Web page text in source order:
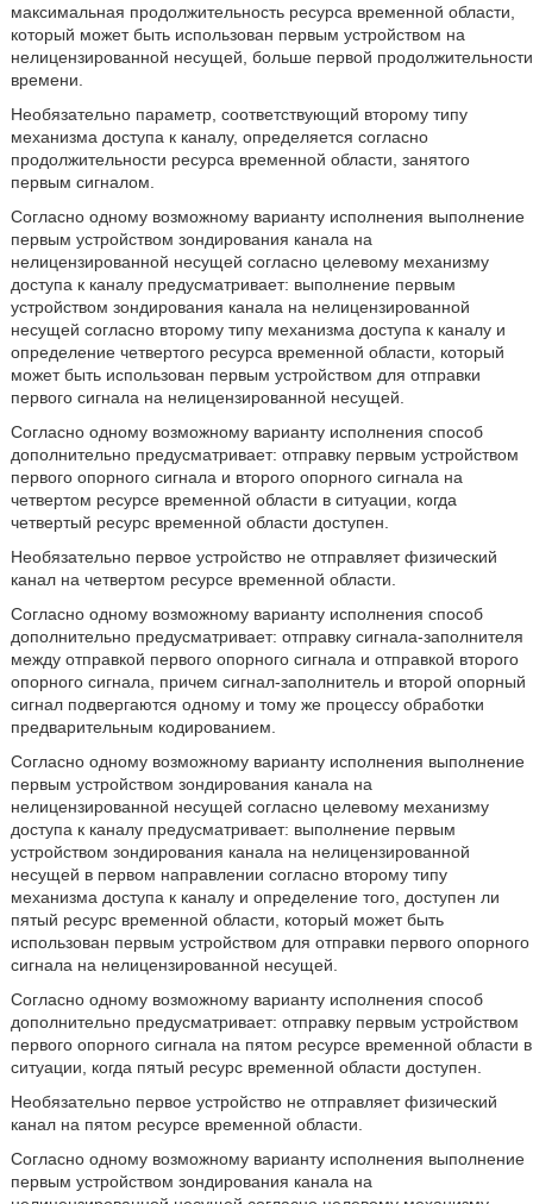
максимальная продолжительность ресурса временной области,
который может быть использован первым устройством на
нелицензированной несущей, больше первой продолжительности
времени.
Необязательно параметр, соответствующий второму типу
механизма доступа к каналу, определяется согласно
продолжительности ресурса временной области, занятого
первым сигналом.
Согласно одному возможному варианту исполнения выполнение
первым устройством зондирования канала на
нелицензированной несущей согласно целевому механизму
доступа к каналу предусматривает: выполнение первым
устройством зондирования канала на нелицензированной
несущей согласно второму типу механизма доступа к каналу и
определение четвертого ресурса временной области, который
может быть использован первым устройством для отправки
первого сигнала на нелицензированной несущей.
Согласно одному возможному варианту исполнения способ
дополнительно предусматривает: отправку первым устройством
первого опорного сигнала и второго опорного сигнала на
четвертом ресурсе временной области в ситуации, когда
четвертый ресурс временной области доступен.
Необязательно первое устройство не отправляет физический
канал на четвертом ресурсе временной области.
Согласно одному возможному варианту исполнения способ
дополнительно предусматривает: отправку сигнала-заполнителя
между отправкой первого опорного сигнала и отправкой второго
опорного сигнала, причем сигнал-заполнитель и второй опорный
сигнал подвергаются одному и тому же процессу обработки
предварительным кодированием.
Согласно одному возможному варианту исполнения выполнение
первым устройством зондирования канала на
нелицензированной несущей согласно целевому механизму
доступа к каналу предусматривает: выполнение первым
устройством зондирования канала на нелицензированной
несущей в первом направлении согласно второму типу
механизма доступа к каналу и определение того, доступен ли
пятый ресурс временной области, который может быть
использован первым устройством для отправки первого опорного
сигнала на нелицензированной несущей.
Согласно одному возможному варианту исполнения способ
дополнительно предусматривает: отправку первым устройством
первого опорного сигнала на пятом ресурсе временной области в
ситуации, когда пятый ресурс временной области доступен.
Необязательно первое устройство не отправляет физический
канал на пятом ресурсе временной области.
Согласно одному возможному варианту исполнения выполнение
первым устройством зондирования канала на